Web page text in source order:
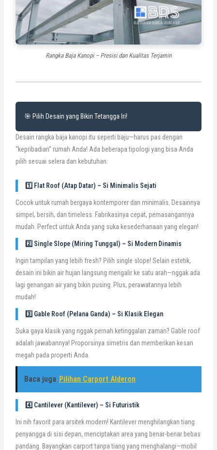
Rangka Baja Kanopi – Presisi dan Kualitas Terjamin
🎯 Pilih Desain yang Bikin Tetangga Iri!
Desain rangka baja kanopi itu seperti baju—harus pas dengan
“kepribadian” rumah Anda! Ada beberapa tipologi yang bisa Anda
pilih sesuai selera dan kebutuhan:
1️⃣ Flat Roof (Atap Datar) – Si Minimalis Sejati
Cocok untuk rumah bergaya kontemporer dan minimalis. Desainnya
simpel, bersih, dan timeless. Fabrikasinya cepat, pemasangannya
mudah. Perfect untuk Anda yang suka kesederhanaan yang elegan!
2️⃣ Single Slope (Miring Tunggal) – Si Modern Dinamis
Ingin tampilan yang lebih fresh? Pilih single slope! Selain estetik,
desain ini bikin air hujan langsung mengalir ke satu arah—nggak ada
lagi genangan air yang bikin pusing. Plus, perawatannya lebih
mudah!
3️⃣ Gable Roof (Pelana Ganda) – Si Klasik Elegan
Suka gaya klasik yang nggak pernah ketinggalan zaman? Gable roof
adalah jawabannya! Proporsinya simetris dan memberikan kesan
megah pada properti Anda.
Baca juga Pilihan Carport Alderon
4️⃣ Cantilever (Kantilever) – Si Futuristik
Ini nih favorit para arsitek modern! Kantilever menghilangkan tiang
penyangga di sisi depan, menciptakan area yang benar-benar bebas
pandang. Bayangkan carport tanpa tiang yang menghalangi—mobil